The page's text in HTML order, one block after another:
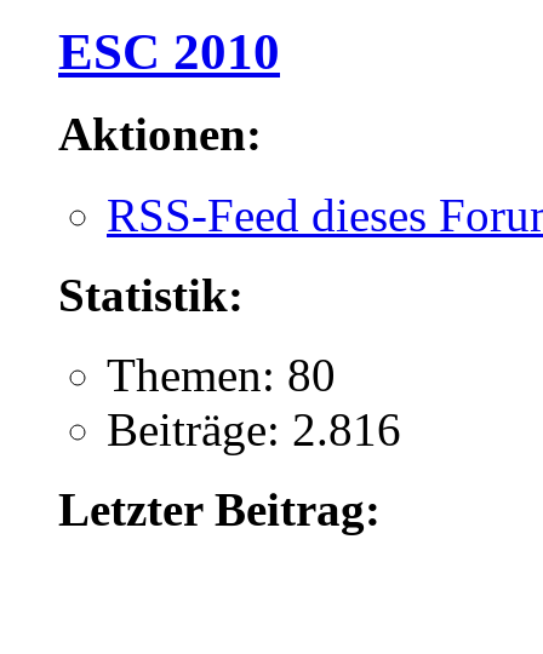
ESC 2010
Aktionen:
RSS-Feed dieses
Statistik:
Themen: 80
Beiträge: 2.816
Letzter Beitrag: